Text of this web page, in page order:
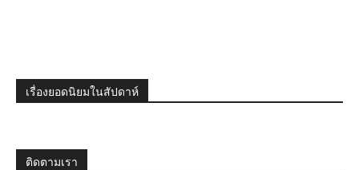
เรื่องยอดนิยมในสัปดาห์
ติดตามเรา